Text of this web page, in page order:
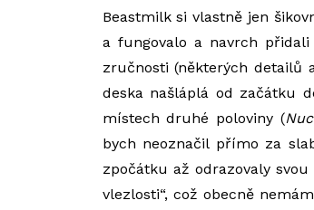
Beastmilk si vlastně jen
a fungovalo a navrch
zručnosti (některých detailů
deska našláplá od začátku
místech druhé poloviny (
bych neoznačil přímo za
zpočátku až odrazovaly
vlezlosti“, což obecně